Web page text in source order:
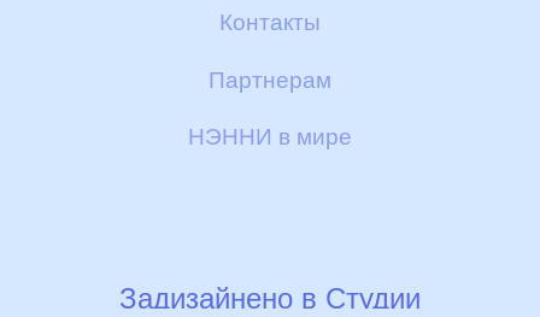
Отзывы
Контакты
Партнерам
НЭННИ в мире
Задизайнено в Студии